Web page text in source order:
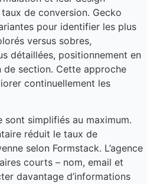
de conversion. Gecko
pour identifier les plus
versus sobres,
détaillées, positionnement en
de section. Cette approche
continuellement les
sont simplifiés au maximum.
réduit le taux de
selon Formstack. L’agence
courts – nom, email et
davantage d’informations